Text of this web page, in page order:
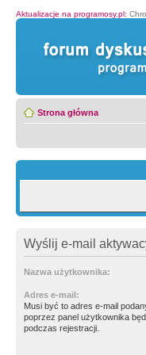
Aktualizacje na programosy.pl:
Strona główna
Wyślij e-mail
Nazwa użytkownika:
Adres e-mail:
Musi być to adres e-mail
poprzez panel użytkownika
podczas rejestracji.